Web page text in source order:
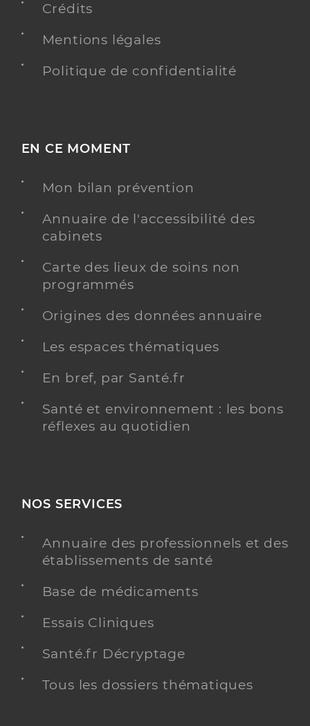
Crédits
Mentions légales
Politique de confidentialité
EN CE MOMENT
Mon bilan prévention
Annuaire de l'accessibilité des
cabinets
Carte des lieux de soins non
programmés
Origines des données annuaire
Les espaces thématiques
En bref, par Santé.fr
Santé et environnement : les bons
réflexes au quotidien
NOS SERVICES
Annuaire des professionnels et des
établissements de santé
Base de médicaments
Essais Cliniques
Santé.fr Décryptage
Tous les dossiers thématiques